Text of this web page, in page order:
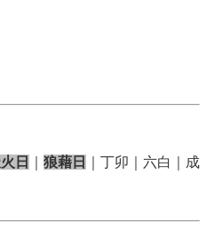
日 狼藉日
｜丁卯｜六白｜成